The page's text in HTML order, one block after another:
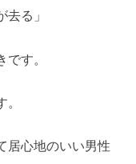
去る」
す。
居心地のいい男性